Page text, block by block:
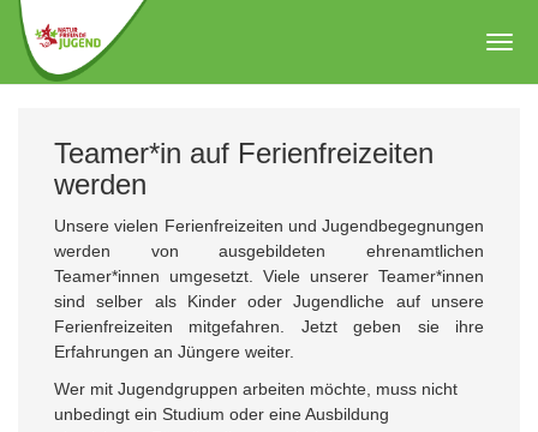
Zum
Hauptinhalt
springen
Teamer*in auf Ferienfreizeiten
werden
Unsere vielen Ferienfreizeiten und Jugendbegegnungen
werden von ausgebildeten ehrenamtlichen
Teamer*innen umgesetzt. Viele unserer Teamer*innen
sind selber als Kinder oder Jugendliche auf unsere
Ferienfreizeiten mitgefahren. Jetzt geben sie ihre
Erfahrungen an Jüngere weiter.
Wer mit Jugendgruppen arbeiten möchte, muss nicht
unbedingt ein Studium oder eine Ausbildung